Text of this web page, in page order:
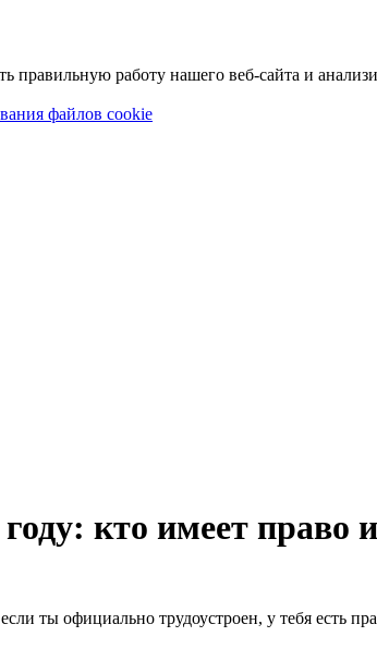
работу нашего веб-сайта и
файлов cookie
кто имеет право
ты официально трудоустроен, у тебя есть